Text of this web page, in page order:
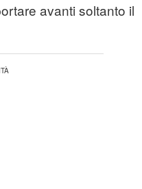
avanti soltanto il